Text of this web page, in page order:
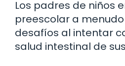
Los padres de niños
preescolar a
desafíos al intentar
salud intestinal de